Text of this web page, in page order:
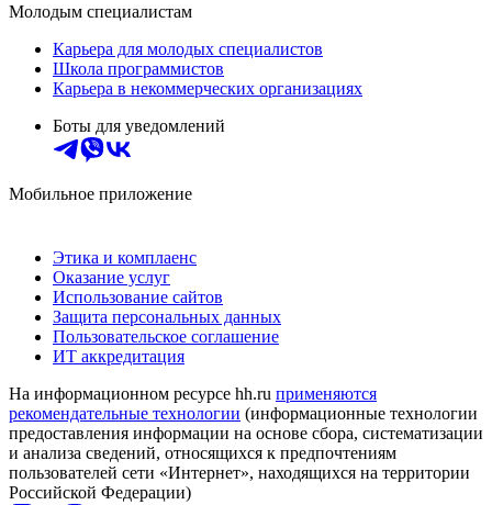
Молодым специалистам
Карьера для молодых специалистов
Школа программистов
Карьера в некоммерческих организациях
Боты для уведомлений
Мобильное приложение
Этика и комплаенс
Оказание услуг
Использование сайтов
Защита персональных данных
Пользовательское соглашение
ИТ аккредитация
На информационном ресурсе hh.ru применяются
рекомендательные технологии (информационные технологии
предоставления информации на основе сбора, систематизации
и анализа сведений, относящихся к предпочтениям
пользователей сети «Интернет», находящихся на территории
Российской Федерации)